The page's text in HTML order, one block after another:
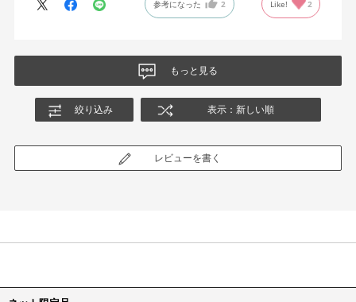
参考になった 2 Like! 2
もっと見る
絞り込み 表示：新しい順
レビューを書く